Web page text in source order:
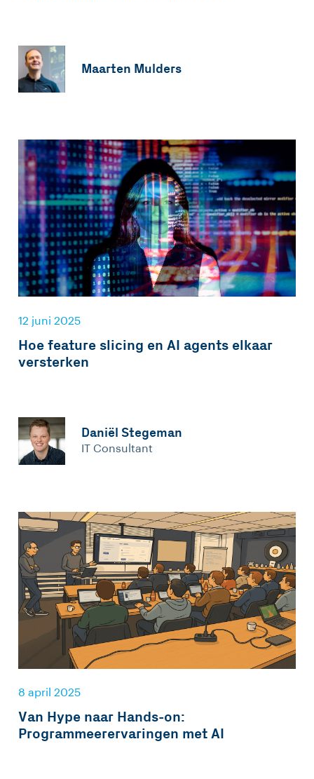
Maarten Mulders
12 juni 2025
Hoe feature slicing en AI agents elkaar
versterken
Daniël Stegeman
IT Consultant
8 april 2025
Van Hype naar Hands-on:
Programmeerervaringen met AI